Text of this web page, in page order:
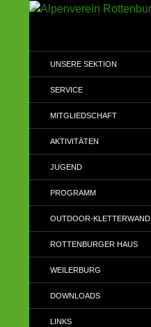
(DAV)
UNSERE SEKTION
SERVICE
MITGLIEDSCHAFT
AKTIVITÄTEN
JUGEND
PROGRAMM
OUTDOOR-KLETTERWAND
ROTTENBURGER HAUS
WEILERBURG
DOWNLOADS
LINKS